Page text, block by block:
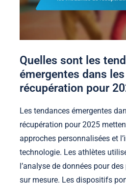
Quelles sont les
émergentes dans
récupération pour
Les tendances émergentes
récupération pour 2025
approches personnalisées et
technologie. Les athlètes
l’analyse de données pour
sur mesure. Les dispositifs